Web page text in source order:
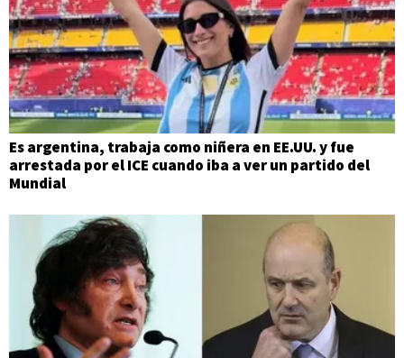
Es argentina, trabaja como niñera en EE.UU. y fue
arrestada por el ICE cuando iba a ver un partido del
Mundial